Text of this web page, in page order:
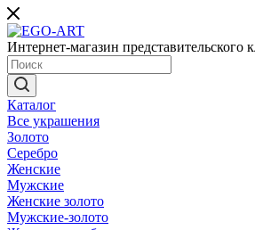
Интернет-магазин представительского
Каталог
Все украшения
Золото
Серебро
Женские
Мужские
Женские золото
Мужские-золото